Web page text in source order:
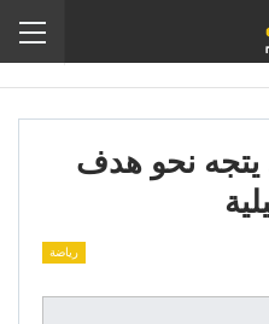
يتجه نحو هدف
رياضة